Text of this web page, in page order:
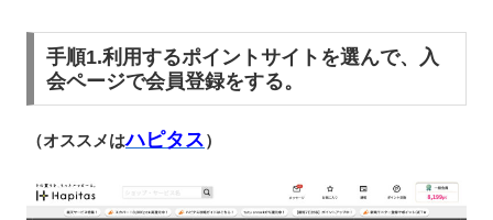
手順1.利用するポイントサイトを選んで、入
会ページで会員登録をする。
（オススメはハピタス）